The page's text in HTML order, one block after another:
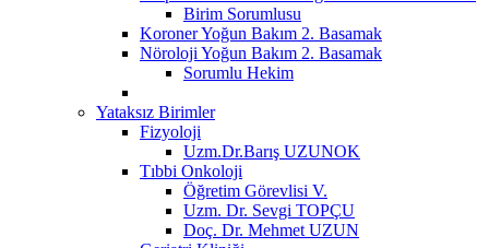
Birim Sorumlusu
Koroner Yoğun Bakım 2. Basamak
Nöroloji Yoğun Bakım 2. Basamak
Sorumlu Hekim
Yataksız Birimler
Fizyoloji
Uzm.Dr.Barış UZUNOK
Tıbbi Onkoloji
Öğretim Görevlisi V.
Uzm. Dr. Sevgi TOPÇU
Doç. Dr. Mehmet UZUN